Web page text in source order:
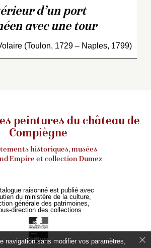
d’un port
avec une tour
(Toulon, 1729 – Naples, 1799)
peintures du château de
Compiègne
historiques, musées
Empire et collection Dumez
raisonné est publié avec
du ministère de la culture,
générale des patrimoines,
direction des collections
navigation sans modifier vos paramètres,